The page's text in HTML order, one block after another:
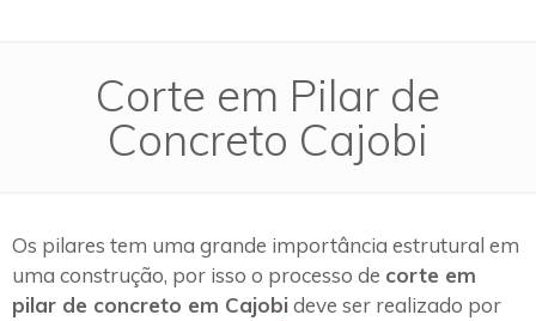
Corte em Pilar de
Concreto Cajobi
Os pilares tem uma grande importância estrutural em
uma construção, por isso o processo de corte em
pilar de concreto em Cajobi deve ser realizado por